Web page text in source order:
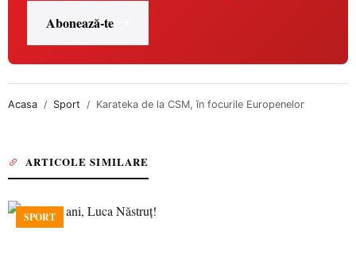
Abonează-te
Acasa Sport Karateka de la CSM, în focurile Europenelor
ARTICOLE SIMILARE
SPORT